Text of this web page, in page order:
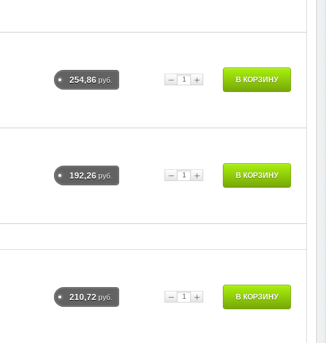
254,86 руб. − + В КОРЗИНУ
192,26 руб. − + В КОРЗИНУ
210,72 руб. − + В КОРЗИНУ